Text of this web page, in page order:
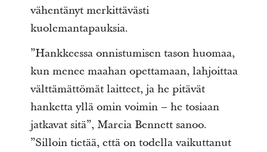
vähentänyt merkittävästi
kuolemantapauksia.
”Hankkeessa onnistumisen tason huomaa,
kun menee maahan opettamaan, lahjoittaa
välttämättömät laitteet, ja he pitävät
hanketta yllä omin voimin – he tosiaan
jatkavat sitä”, Marcia Bennett sanoo.
”Silloin tietää, että on todella vaikuttanut